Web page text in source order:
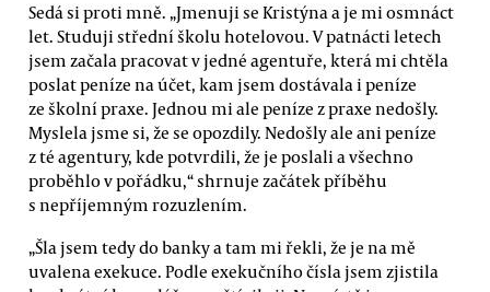
Sedá si proti mně. „Jmenuji se Kristýna a je mi osmnáct
let. Studuji střední školu hotelovou. V patnácti letech
jsem začala pracovat v jedné agentuře, která mi chtěla
poslat peníze na účet, kam jsem dostávala i peníze
ze školní praxe. Jednou mi ale peníze z praxe nedošly.
Myslela jsme si, že se opozdily. Nedošly ale ani peníze
z té agentury, kde potvrdili, že je poslali a všechno
proběhlo v pořádku,“ shrnuje začátek příběhu
s nepříjemným rozuzlením.
„Šla jsem tedy do banky a tam mi řekli, že je na mě
uvalena exekuce. Podle exekučního čísla jsem zjistila